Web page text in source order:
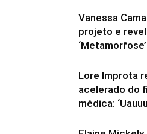
Vanessa
projeto e
‘Metamorfose’
Lore Improta
acelerado do
médica: